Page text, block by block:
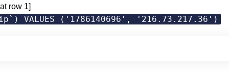
row 1]
VALUES ('1786140696', '216.73.217.36')